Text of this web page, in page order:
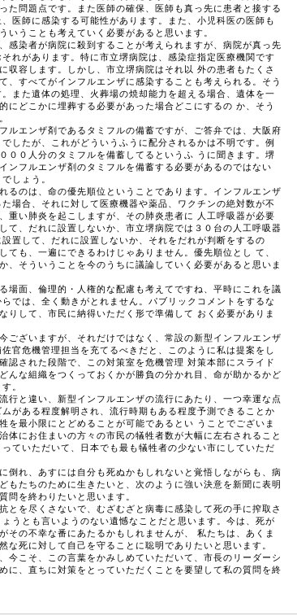
た問題点です。また医師の確保、医師も真っ先に患者と接する
医師に感染する可能性があります。また、小児科医の医師も
いうことも考えていく必要があると思います。
感染者が病院に殺到することが考えられますが、病院が真っ先
れがあります。特に市立堺病院は、感染症指定医療機関です
収容します。しかし、市立堺病院はそれ以 外の患者もたくさ
、すべてがインフルエンザに感染することも考えられる。そう
また遺体の処理、火葬場の焼却能力を超える場合、遺体を一
にどこかに埋葬する必要があった場合どこにするの か、そう
ルエンザ剤であるタミフルの備蓄ですが、ご答弁では、大阪府
したが、これがどういうふうに配分されるかは不明です。例
００人分のタミフルを備蓄してるというふ うに聞きます。堺
ンフルエンザ剤のタミフルを備蓄する必要があるのではない
しょう。
るのは、命の優先順位ということであります。インフルエンザ
場合、それに対して医療機器や薬品、ワクチンの絶対数が不
重い肺炎を起こしますが、その肺炎患者に 人工呼吸器が必要
て、だれに設置しないか、市立堺病院では３０台の人工呼吸器
置して、だれに設置しないか、それをだれが判断をするの
ても、一遍にできるわけじゃありません。優先順位とし て、
、そういうことを今のうちに議論していく必要があると思いま
場面、倫理的・人権的な配慮も考えてですね、平時にこれを議
では、全く動きがとれません。パブリックコメントをするな
りして、市民に納得いただく形で準備して おく必要がありま
ございますが、それだけではなく、常設の新型インフルエンザ
官危機管理担当を充てるべきだと、このように私は提案をし
認された段階で、この対策室を危機管理 対策本部にスライド
んな組織をつくっておくかが勝負の分かれ目、命が助かるかど
。
と違い、新型インフルエンザの流行にあたり、一つ幸運な点
がある程度解明され、流行時期もある程度予測できることか
を最小限にとどめることが可能であるとい うことでございま
体にお住まいの方々の市民の犠牲者数が大幅に左右されること
ていただいて、日本でも最も犠牲者の少ない市にしていただ
倒れ、あすには自分も死ぬかもしれないと覚悟しながらも、病
もたちのために生きたいと、次のように強い決意を新聞に表明
問を終わりたいと思います。
を尽くさないで、むざむざと病毒に感染して死の手に搾取さ
うとも言いようのない遺憾なことだと思います。今は、死が
その不幸な番にあたるかもしれませんが、 私たちは、あくま
な死に対して自己を守ることに聡明でありたいと思います。
こそ、この言葉をかみしめていただいて、市長のリーダーシ
に、直ちに対策をとっていただくことを要望して私の質問を終